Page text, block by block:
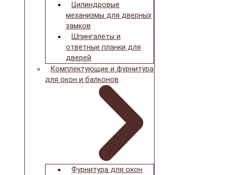
Цилиндровые
механизмы для дверных
замков
Шпингалеты и
ответные планки для
дверей
Комплектующие и фурнитура
для окон и балконов
Фурнитура для окон